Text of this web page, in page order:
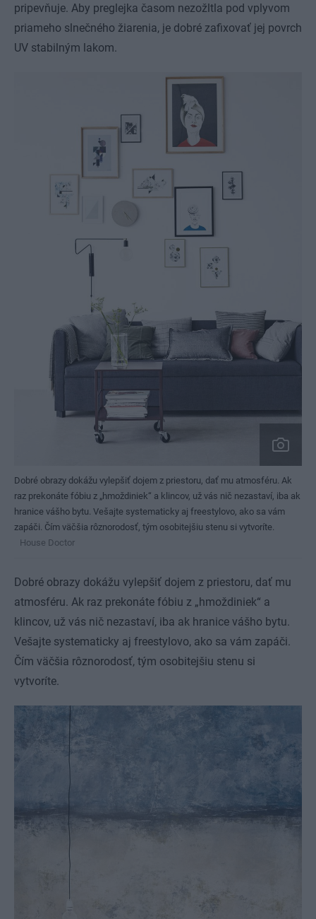
pripevňuje. Aby preglejka časom nezožltla pod vplyvom
priameho slnečného žiarenia, je dobré zafixovať jej povrch
UV stabilným lakom.
Dobré obrazy dokážu vylepšiť dojem z priestoru, dať mu atmosféru. Ak
raz prekonáte fóbiu z „hmoždiniek“ a klincov, už vás nič nezastaví, iba ak
hranice vášho bytu. Vešajte systematicky aj freestylovo, ako sa vám
zapáči. Čím väčšia rôznorodosť, tým osobitejšiu stenu si vytvoríte.
House Doctor
Dobré obrazy dokážu vylepšiť dojem z priestoru, dať mu
atmosféru. Ak raz prekonáte fóbiu z „hmoždiniek“ a
klincov, už vás nič nezastaví, iba ak hranice vášho bytu.
Vešajte systematicky aj freestylovo, ako sa vám zapáči.
Čím väčšia rôznorodosť, tým osobitejšiu stenu si
vytvoríte.